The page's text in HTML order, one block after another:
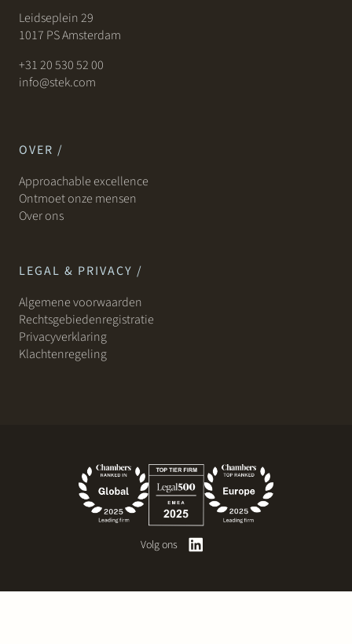
Leidseplein 29
1017 PS Amsterdam
+31 20 530 52 00
info@stek.com
OVER /
Approachable excellence
Ontmoet onze mensen
Over ons
LEGAL & PRIVACY /
Algemene voorwaarden
Rechtsgebiedenregistratie
Privacyverklaring
Klachtenregeling
Volg ons